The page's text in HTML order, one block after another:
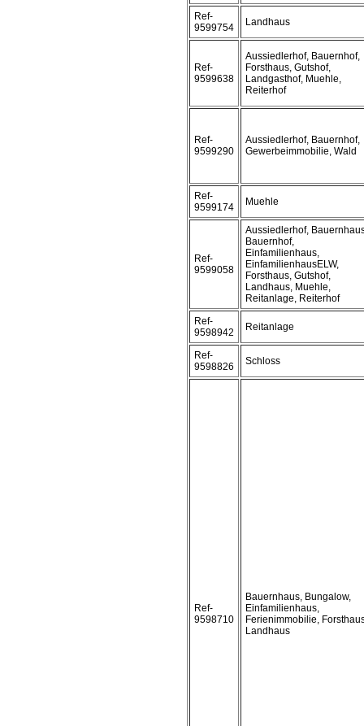
Ref-
9599754
Landhaus
Ref-
9599638
Aussiedlerhof, Bauernhof,
Forsthaus, Gutshof,
Landgasthof, Muehle,
Reiterhof
Ref-
9599290
Aussiedlerhof, Bauernhof,
Gewerbeimmobilie, Wald
Ref-
9599174
Muehle
Ref-
9599058
Aussiedlerhof,
Bauernhof,
Einfamilienhaus,
EinfamilienhausELW,
Forsthaus, Gutshof,
Landhaus, Muehle,
Reitanlage, Reiterhof
Ref-
9598942
Reitanlage
Ref-
9598826
Schloss
Ref-
9598710
Bauernhaus, Bungalow,
Einfamilienhaus,
Ferienimmobilie,
Landhaus